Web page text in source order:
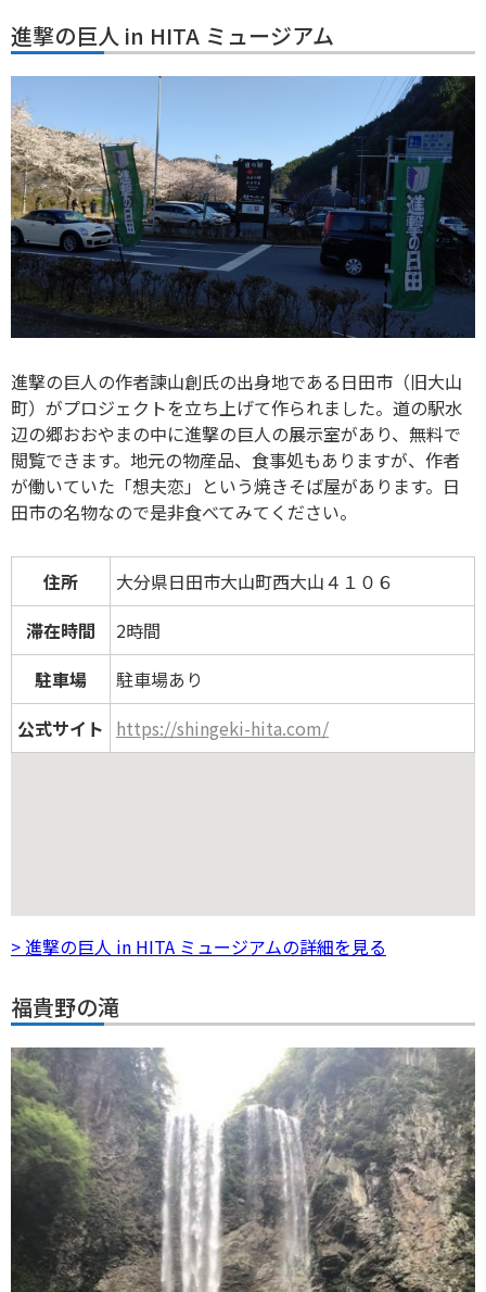
進撃の巨人 in HITA ミュージアム
進撃の巨人の作者諫山創氏の出身地である日田市（旧大山
町）がプロジェクトを立ち上げて作られました。道の駅水
辺の郷おおやまの中に進撃の巨人の展示室があり、無料で
閲覧できます。地元の物産品、食事処もありますが、作者
が働いていた「想夫恋」という焼きそば屋があります。日
田市の名物なので是非食べてみてください。
住所
大分県日田市大山町西大山４１０６
滞在時間
2時間
駐車場
駐車場あり
公式サイト https://shingeki-hita.com/
> 進撃の巨人 in HITA ミュージアムの詳細を見る
福貴野の滝